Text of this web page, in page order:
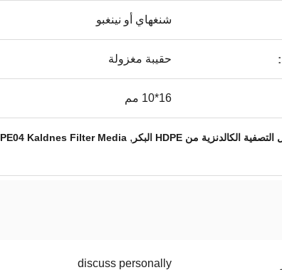
شنغهاي أو نينغبو
حقيبة مغزولة
16*10 مم
,
PE04 Kaldnes Filter Media
discuss personally